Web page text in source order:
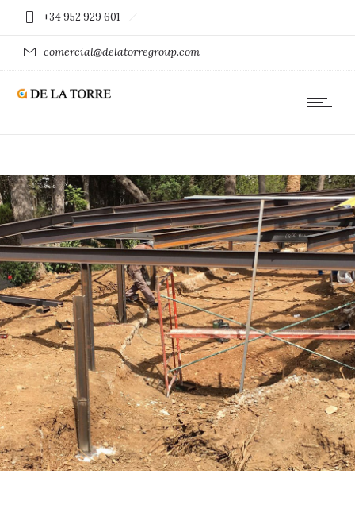
+34 952 929 601
comercial@delatorregroup.com